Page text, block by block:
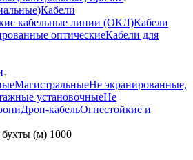
Кабели
кабельные линии (ОКЛ)Кабели
оптическиеКабели для
МагистральныеНе экранированные,
установочныеНе
Дроп-кабельОгнестойкие и
(м) 1000